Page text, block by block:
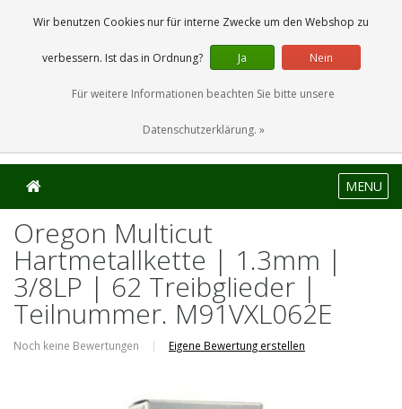
0 Artikel
MENU
Oregon Multicut
Hartmetallkette | 1.3mm |
3/8LP | 62 Treibglieder |
Teilnummer. M91VXL062E
Noch keine Bewertungen | Eigene Bewertung erstellen
Wir benutzen Cookies nur für interne Zwecke um den Webshop zu
verbessern. Ist das in Ordnung? Ja Nein
Für weitere Informationen beachten Sie bitte unsere
Datenschutzerklärung. »